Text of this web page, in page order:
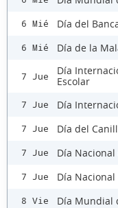
6 Mié Día del
6 Mié Día de la
7 Jue
Día
Escolar
7 Jue Día
7 Jue Día del
7 Jue Día
7 Jue Día
8 Vie Día Mundial